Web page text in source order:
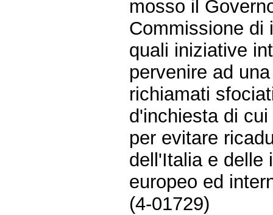
mosso il
Commissione di
quali iniziative
pervenire ad
richiamati
d'inchiesta di
per evitare
dell'Italia e delle
europeo ed
(4-01729)